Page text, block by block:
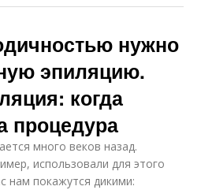
нужно
эпиляцию.
когда
процедура
много веков назад.
использовали для этого
нам покажутся дикими: